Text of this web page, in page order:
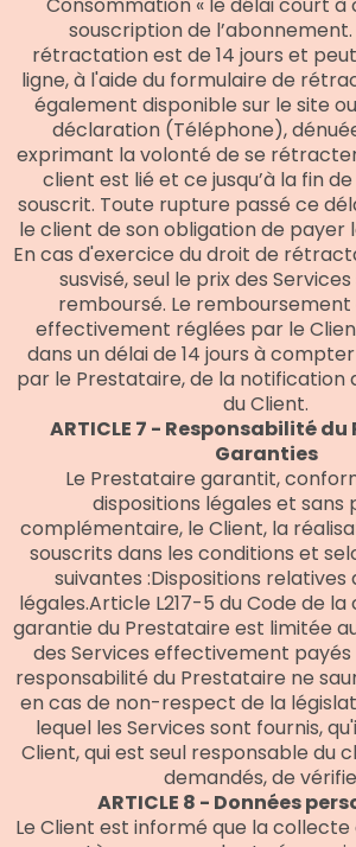
souscription de l’abonnement.
rétractation est de 14 jours et
ligne, à l'aide du formulaire de
également disponible sur le site
déclaration (Téléphone),
exprimant la volonté de se
client est lié et ce jusqu’à la fin
souscrit. Toute rupture passé ce
le client de son obligation de payer
En cas d'exercice du droit de
susvisé, seul le prix des
remboursé. Le remboursement
effectivement réglées par le
dans un délai de 14 jours à
par le Prestataire, de la
du Client.
ARTICLE 7 - Responsabilité
Garanties
Le Prestataire garantit,
dispositions légales et sans
complémentaire, le Client, la
souscrits dans les conditions et
suivantes :Dispositions relatives
légales.Article L217-5 du Code de
garantie du Prestataire est limitée
des Services effectivement payés
responsabilité du Prestataire ne
en cas de non-respect de la
lequel les Services sont fournis,
Client, qui est seul responsable du
demandés, de
ARTICLE 8 - Données
Le Client est informé que la collecte